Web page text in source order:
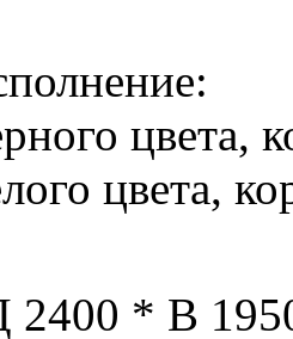
цвета,
цвета,
2400 * В